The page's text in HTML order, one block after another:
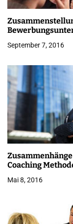
a
v
i
g
a
t
i
o
n
September 7, 2016
Coaching
Mai 8, 2016